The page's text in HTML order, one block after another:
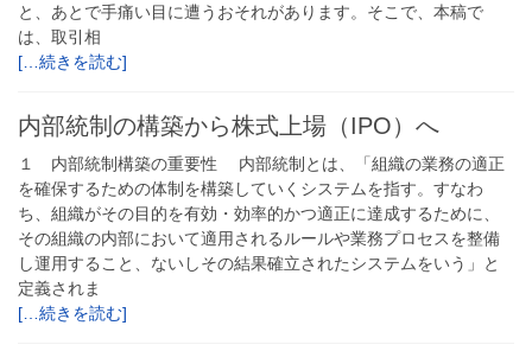
と、あとで手痛い目に遭うおそれがあります。そこで、本稿で
は、取引相
[…続きを読む]
内部統制の構築から株式上場（IPO）へ
１ 内部統制構築の重要性 内部統制とは、「組織の業務の適正
を確保するための体制を構築していくシステムを指す。すなわ
ち、組織がその目的を有効・効率的かつ適正に達成するために、
その組織の内部において適用されるルールや業務プロセスを整備
し運用すること、ないしその結果確立されたシステムをいう」と
定義されま
[…続きを読む]